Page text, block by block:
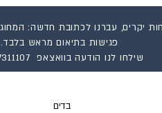
פגישות בתיאום מראש בלבד.
שילחו לנו הודעה בוואצאפ 0507311107
בדים